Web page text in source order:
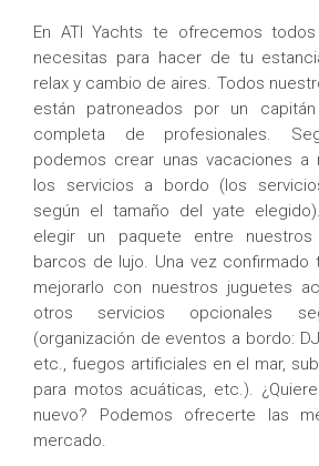
En ATI Yachts te ofrecemos
necesitas para hacer de tu
relax y cambio de aires. Todos
están patroneados por un
completa de profesionales.
podemos crear unas vacaciones
los servicios a bordo (los
según el tamaño del yate
elegir un paquete entre
barcos de lujo. Una vez confirmado
mejorarlo con nuestros juguetes
otros servicios opcionales
(organización de eventos a bordo:
etc., fuegos artificiales en el mar,
para motos acuáticas, etc.).
nuevo? Podemos ofrecerte las
mercado.